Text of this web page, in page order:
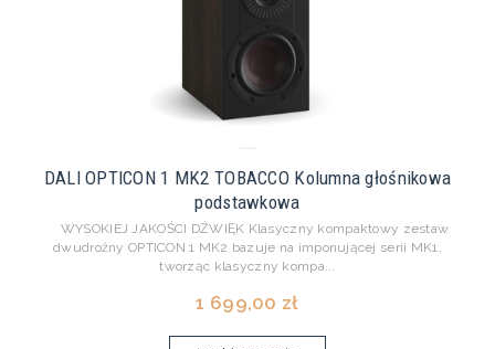
DALI OPTICON 1 MK2 TOBACCO Kolumna głośnikowa
podstawkowa
WYSOKIEJ JAKOŚCI DŹWIĘK Klasyczny kompaktowy zestaw
dwudrożny OPTICON 1 MK2 bazuje na imponującej serii MK1,
tworząc klasyczny kompa...
1 699,00 zł